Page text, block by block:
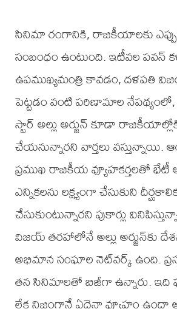
సినిమా రంగానికి, రాజకీయాలకు
సంబంధం ఉంటుంది. ఇటీవల పవన్
ఉపముఖ్యమంత్రి కావడం, దళపతి
పెట్టడం వంటి పరిణామాల
స్టార్ అల్లు అర్జున్ కూడా
చేయనున్నారని వార్తలు వస్తున్నాయి.
ప్రముఖ రాజకీయ వ్యూహకర్తలతో
ఎన్నికలను లక్ష్యంగా చేసుకుని
చేసుకుంటున్నారని పుకార్లు
విజయ్ తరహాలోనే అల్లు అర్జున్‌కు
అభిమాన సంఘాల నెట్‌వర్క్ ఉంది.
తన సినిమాలతో బిజీగా ఉన్నారు. ఇది
లేక నిజంగానే ఏదైనా వ్యూహం ఉందా